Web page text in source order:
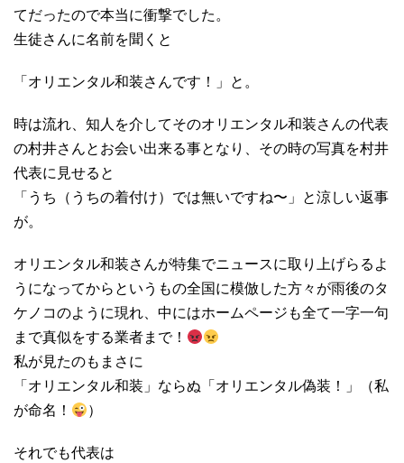
てだったので本当に衝撃でした。
生徒さんに名前を聞くと
「オリエンタル和装さんです！」と。
時は流れ、知人を介してそのオリエンタル和装さんの代表
の村井さんとお会い出来る事となり、その時の写真を村井
代表に見せると
「うち（うちの着付け）では無いですね〜」と涼しい返事
が。
オリエンタル和装さんが特集でニュースに取り上げらるよ
うになってからというもの全国に模倣した方々が雨後のタ
ケノコのように現れ、中にはホームページも全て一字一句
まで真似をする業者まで！
私が見たのもまさに
「オリエンタル和装」ならぬ「オリエンタル偽装！」（私
が命名！
）
それでも代表は